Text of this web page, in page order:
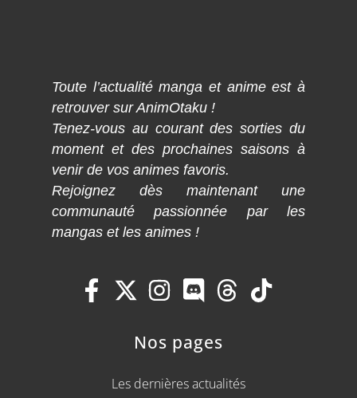
Toute l’actualité manga et anime est à
retrouver sur AnimOtaku !
Tenez-vous au courant des sorties du
moment et des prochaines saisons à
venir de vos animes favoris.
Rejoignez dès maintenant une
communauté passionnée par les
mangas et les animes !
Nos pages
Les dernières actualités